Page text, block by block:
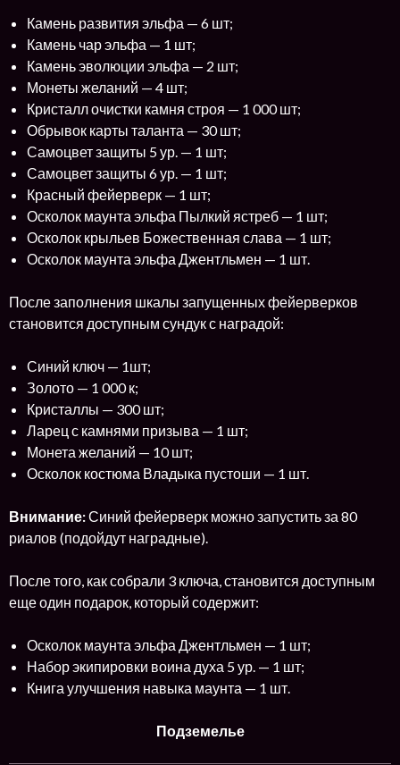
Камень развития эльфа — 6 шт;
Камень чар эльфа — 1 шт;
Камень эволюции эльфа — 2 шт;
Монеты желаний — 4 шт;
Кристалл очистки камня строя — 1 000 шт;
Обрывок карты таланта — 30 шт;
Самоцвет защиты 5 ур. — 1 шт;
Самоцвет защиты 6 ур. — 1 шт;
Красный фейерверк — 1 шт;
Осколок маунта эльфа Пылкий ястреб — 1 шт;
Осколок крыльев Божественная слава — 1 шт;
Осколок маунта эльфа Джентльмен — 1 шт.
После заполнения шкалы запущенных фейерверков
становится доступным сундук с наградой:
Синий ключ — 1шт;
Золото — 1 000 к;
Кристаллы — 300 шт;
Ларец с камнями призыва — 1 шт;
Монета желаний — 10 шт;
Осколок костюма Владыка пустоши — 1 шт.
Внимание:Синий фейерверк можно запустить за 80
риалов (подойдут наградные).
После того, как собрали 3 ключа, становится доступным
еще один подарок, который содержит:
Осколок маунта эльфа Джентльмен — 1 шт;
Набор экипировки воина духа 5 ур. — 1 шт;
Книга улучшения навыка маунта — 1 шт.
Подземелье